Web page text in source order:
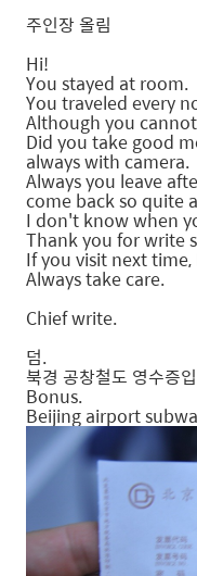
주인장 올림
Hi!
You stayed at room.
You traveled every
Although you
Did you take good
always with camera.
Always you leave
come back so quite
I don't know when
Thank you for write
If you visit next
Always take care.
Chief write.
덤.
북경 공창철도 영수증
Bonus.
Beijing airport